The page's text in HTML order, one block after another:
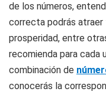
de los números,
correcta podrás atraer
prosperidad, entre
recomienda para cada
combinación de
conocerás la